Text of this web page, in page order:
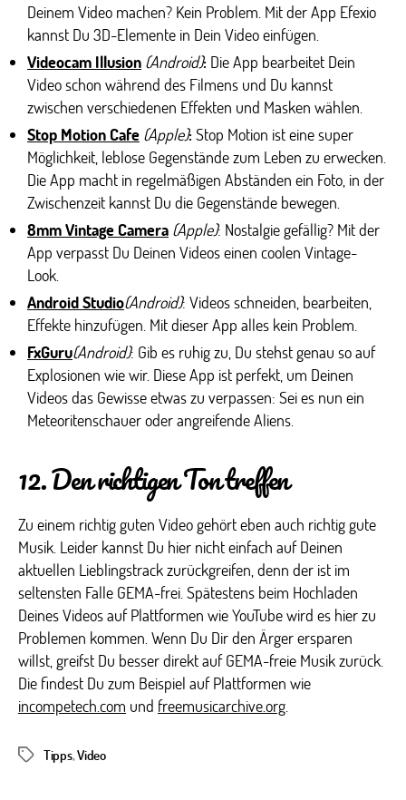
Deinem Video machen? Kein Problem. Mit der App Efexio
kannst Du 3D-Elemente in Dein Video einfügen.
Videocam Illusion (Android): Die App bearbeitet Dein
Video schon während des Filmens und Du kannst
zwischen verschiedenen Effekten und Masken wählen.
Stop Motion Cafe (Apple): Stop Motion ist eine super
Möglichkeit, leblose Gegenstände zum Leben zu erwecken.
Die App macht in regelmäßigen Abständen ein Foto, in der
Zwischenzeit kannst Du die Gegenstände bewegen.
8mm Vintage Camera (Apple): Nostalgie gefällig? Mit der
App verpasst Du Deinen Videos einen coolen Vintage-
Look.
Android Studio(Android): Videos schneiden, bearbeiten,
Effekte hinzufügen. Mit dieser App alles kein Problem.
FxGuru(Android): Gib es ruhig zu, Du stehst genau so auf
Explosionen wie wir. Diese App ist perfekt, um Deinen
Videos das Gewisse etwas zu verpassen: Sei es nun ein
Meteoritenschauer oder angreifende Aliens.
12. Den richtigen Ton treffen
Zu einem richtig guten Video gehört eben auch richtig gute
Musik. Leider kannst Du hier nicht einfach auf Deinen
aktuellen Lieblingstrack zurückgreifen, denn der ist im
seltensten Falle GEMA-frei. Spätestens beim Hochladen
Deines Videos auf Plattformen wie YouTube wird es hier zu
Problemen kommen. Wenn Du Dir den Ärger ersparen
willst, greifst Du besser direkt auf GEMA-freie Musik zurück.
Die findest Du zum Beispiel auf Plattformen wie
incompetech.com und freemusicarchive.org.
Schlagwörter
Tipps,Video